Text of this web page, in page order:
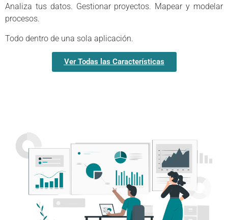
Analiza tus datos. Gestionar proyectos. Mapear y modelar
procesos.
Todo dentro de una sola aplicación.
Ver Todas las Características